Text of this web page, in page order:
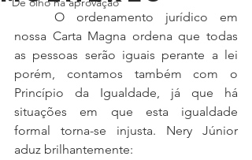
nossa Carta Magna ordena que todas
as pessoas serão iguais perante a lei
porém, contamos também com o
Princípio da Igualdade, já que há
situações em que esta igualdade
formal torna-se injusta. Nery Júnior
aduz brilhantemente: